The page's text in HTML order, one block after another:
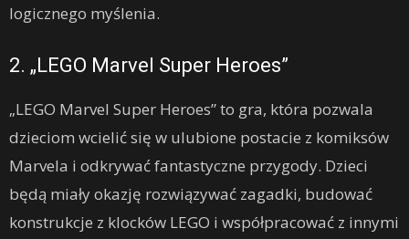
logicznego myślenia.
2. „LEGO Marvel Super Heroes”
„LEGO Marvel Super Heroes” to gra, która pozwala
dzieciom wcielić się w ulubione postacie z komiksów
Marvela i odkrywać fantastyczne przygody. Dzieci
będą miały okazję rozwiązywać zagadki, budować
konstrukcje z klocków LEGO i współpracować z innymi